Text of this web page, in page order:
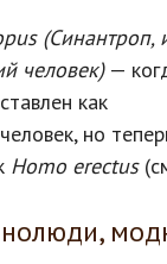
(Синантроп,
человек)—
как
но
Homo erectus